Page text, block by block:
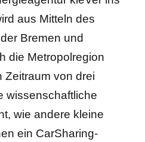
aus Mitteln des
Bremen und
die Metropolregion
Zeitraum von drei
wissenschaftliche
wie andere kleine
ein CarSharing-